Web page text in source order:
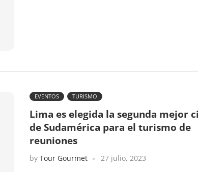
EVENTOS TURISMO
Lima es elegida la segunda mejor
de Sudamérica para el turismo de
reuniones
by Tour Gourmet 27 julio, 2023